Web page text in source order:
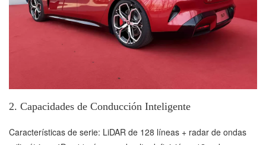
2. Capacidades de Conducción Inteligente
Características de serie: LiDAR de 128 líneas + radar de ondas